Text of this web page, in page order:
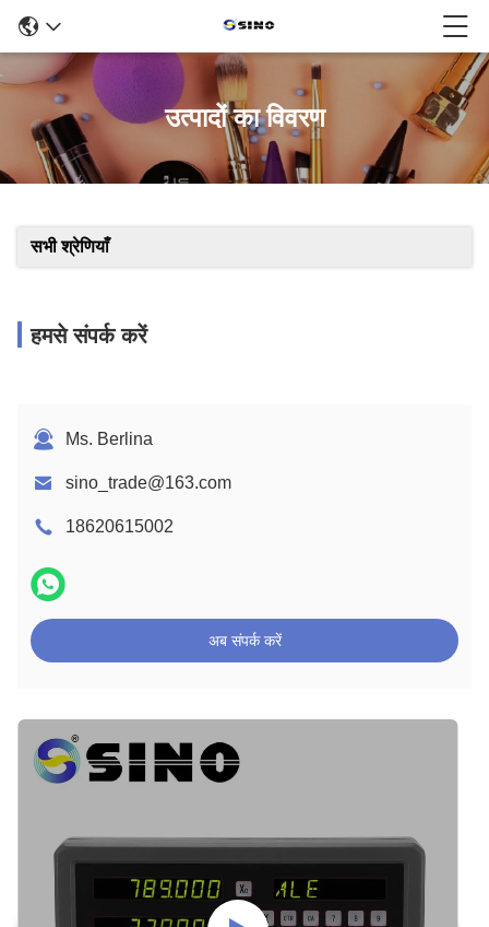
उत्पादों का विवरण
सभी श्रेणियाँ
हमसे संपर्क करें
Ms. Berlina
sino_trade@163.com
18620615002
अब संपर्क करें